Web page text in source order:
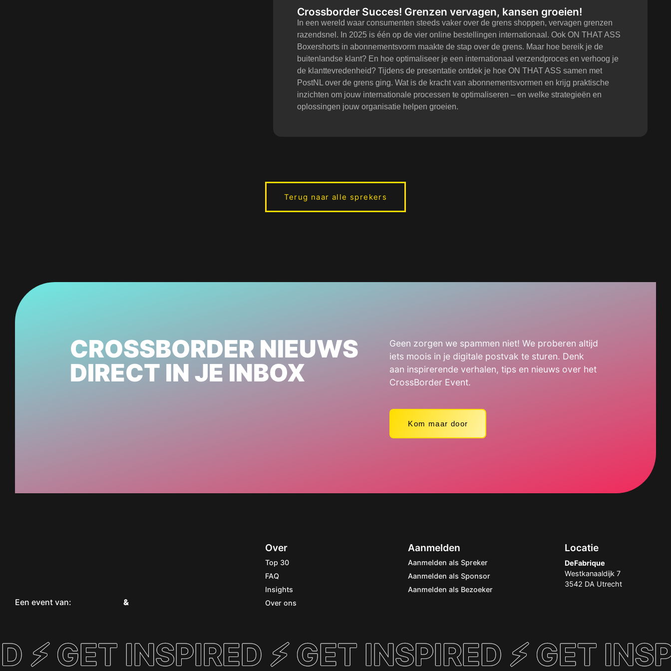
Crossborder Succes! Grenzen vervagen, kansen groeien!
In een wereld waar consumenten steeds vaker over de grens shoppen, vervagen grenzen
razendsnel. In 2025 is één op de vier online bestellingen internationaal. Ook ON THAT ASS
Boxershorts in abonnementsvorm maakte de stap over de grens. Maar hoe bereik je de
buitenlandse klant? En hoe optimaliseer je een internationaal verzendproces en verhoog je
de klanttevredenheid? Tijdens de presentatie ontdek je hoe ON THAT ASS samen met
PostNL over de grens ging. Wat is de kracht van abonnementsvormen en krijg praktische
inzichten om jouw internationale processen te optimaliseren – en welke strategieën en
oplossingen jouw organisatie helpen groeien.
Terug naar alle sprekers
CROSSBORDER NIEUWS
DIRECT IN JE INBOX
Geen zorgen we spammen niet! We proberen altijd
iets moois in je digitale postvak te sturen. Denk
aan inspirerende verhalen, tips en nieuws over het
CrossBorder Event.
Kom maar door
Een event van: &
Over
Top 30
FAQ
Insights
Over ons
Aanmelden
Aanmelden als Spreker
Aanmelden als Sponsor
Aanmelden als Bezoeker
Locatie
DeFabrique
Westkanaaldijk 7
3542 DA Utrecht
GET INSPIRED ⚡ GET INSPIRED ⚡ GET